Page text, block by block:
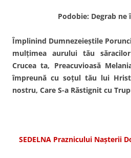
Podobie: Degrab
Împlinind Dumnezeieştile
mulţimea aurului tău
Crucea ta, Preacuvioasă
împreună cu soţul tău lui
nostru, Care S-a Răstignit cu
SEDELNA Praznicului Naşterii